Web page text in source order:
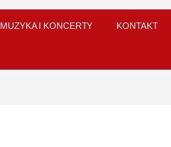
MUZYKA I KONCERTY KONTAKT